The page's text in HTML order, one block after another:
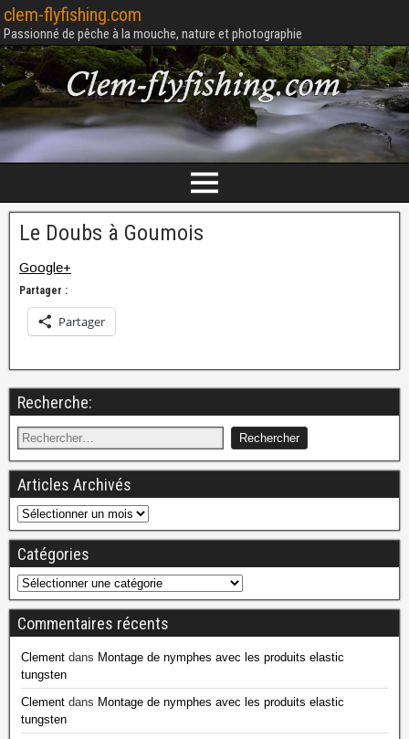
clem-flyfishing.com
Passionné de pêche à la mouche, nature et photographie
Le Doubs à Goumois
Google+
Partager :
Partager
Recherche:
Articles Archivés
Catégories
Commentaires récents
Clement dans Montage de nymphes avec les produits elastic
tungsten
Clement dans Montage de nymphes avec les produits elastic
tungsten